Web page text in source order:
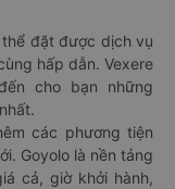
đặt được dịch vụ
hấp dẫn. Vexere
cho bạn những
các phương tiện
Goyolo là nền tảng
cả, giờ khởi hành,